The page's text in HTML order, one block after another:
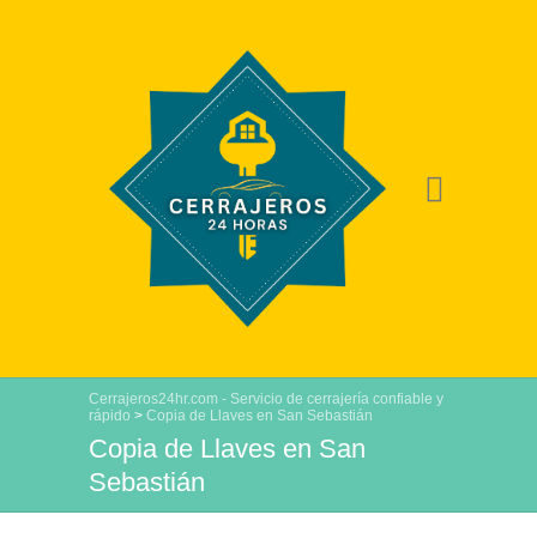
Cerrajeros24hr.com - Servicio de cerrajería confiable y
rápido > Copia de Llaves en San Sebastián
Copia de Llaves en San
Sebastián